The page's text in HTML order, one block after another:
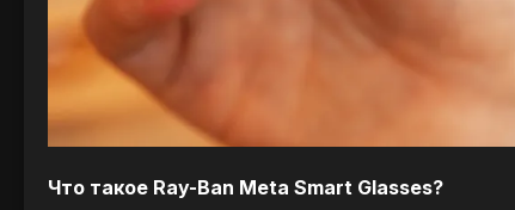
Что такое Ray-Ban Meta Smart Glasses?